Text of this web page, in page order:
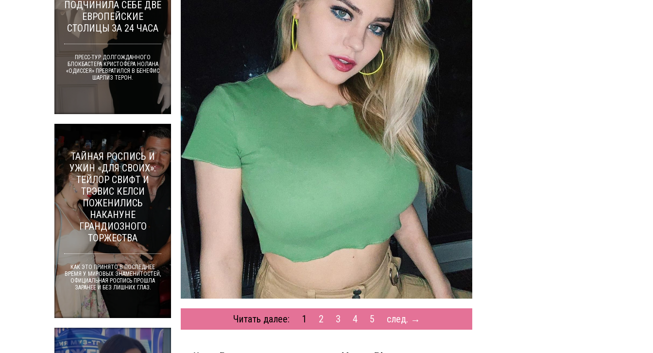
Читать далее: 1 2 3 4 5 след. →
ПОДЧИНИЛА СЕБЕ ДВЕ
ЕВРОПЕЙСКИЕ
СТОЛИЦЫ ЗА 24 ЧАСА
ПРЕСС-ТУР ДОЛГОЖДАННОГО
БЛОКБАСТЕРА КРИСТОФЕРА НОЛАНА
«ОДИССЕЯ» ПРЕВРАТИЛСЯ В БЕНЕФИС
ШАРЛИЗ ТЕРОН.
ТАЙНАЯ РОСПИСЬ И
УЖИН «ДЛЯ СВОИХ»:
ТЕЙЛОР СВИФТ И
ТРЭВИС КЕЛСИ
ПОЖЕНИЛИСЬ
НАКАНУНЕ
ГРАНДИОЗНОГО
ТОРЖЕСТВА
КАК ЭТО ПРИНЯТО В ПОСЛЕДНЕЕ
ВРЕМЯ У МИРОВЫХ ЗНАМЕНИТОСТЕЙ,
ОФИЦИАЛЬНАЯ РОСПИСЬ ПРОШЛА
ЗАРАНЕЕ И БЕЗ ЛИШНИХ ГЛАЗ.